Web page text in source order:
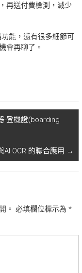
再送付費檢測，減少
能，還有很多細節可
會再聊了。
-登機證(boarding
OCR 的聯合應用 →
。 必填欄位標示為 *